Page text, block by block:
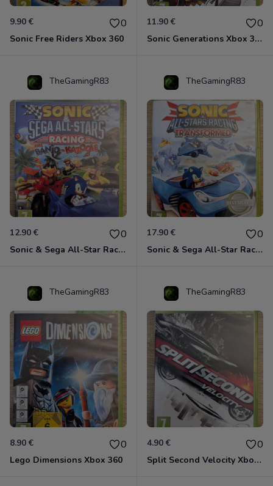
9.90 € 0
Sonic Free Riders Xbox 360
11.90 € 0
Sonic Generations Xbox 360
TheGamingR83
12.90 € 0
Sonic & Sega All-Star Racing avec Banjo-Kazooie Xbox 360
TheGamingR83
17.90 € 0
Sonic & Sega All-Star Racing - Transformed Xbox 360
TheGamingR83
8.90 € 0
Lego Dimensions Xbox 360
TheGamingR83
4.90 € 0
Split Second Velocity Xbox 360